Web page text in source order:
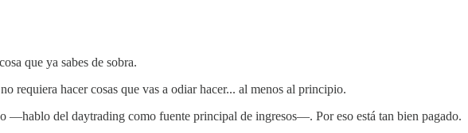
que ya sabes de sobra.
requiera hacer cosas que vas a odiar hacer... al menos al principio.
—hablo del daytrading como fuente principal de ingresos—. Por eso está tan bien pagado.